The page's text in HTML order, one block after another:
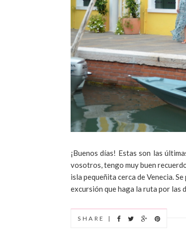
¡Buenos días! Estas son las
vosotros, tengo muy buen
isla pequeñita cerca de Venecia.
excursión que haga la ruta por las
SHARE |